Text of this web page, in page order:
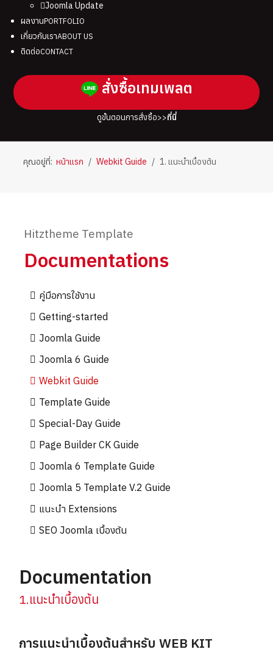
Joomla Update
ผลงานPORTFOLIO
เกี่ยวกับเราABOUT US
ติดต่อCONTACT
สั่งซื้อเทมเพลต
ดูขั้นตอนการสั่งซื้อ>>ที่นี่
คุณอยู่ที่:หน้าแรก Webkit Guide 1. แนะนำเบื้องต้น
Hitztheme Template
Documentations
คู่มือการใช้งาน
Getting-started
Joomla Guide
Joomla 6 Guide
Webkit Guide
Template Guide
Special-Day Guide
Page Builder CK Guide
Joomla 6 Template Guide
Joomla 5 Template V.2 Guide
แนะนำ Extensions
SEO Joomla เบื้องต้น
Documentation
1.แนะนำเบื้องต้น
การแนะนำเบื้องต้นสำหรับ WEB KIT